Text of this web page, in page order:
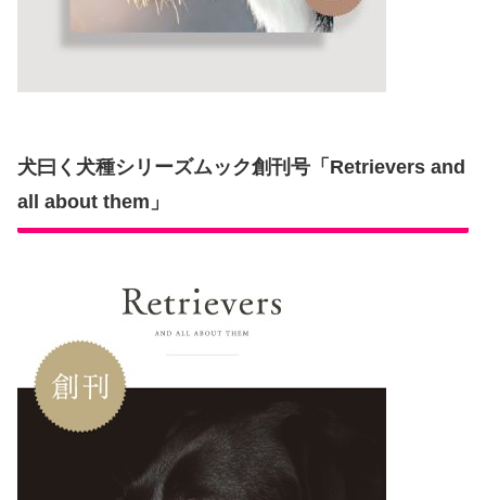
犬曰く犬種シリーズムック創刊号「Retrievers and
all about them」